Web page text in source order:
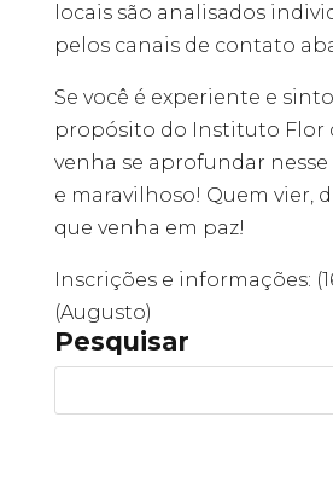
locais são analisados
pelos canais de contato
Se você é experiente e
propósito do Instituto Flor
venha se aprofundar
e maravilhoso! Quem vier,
que venha em paz!
Inscrições e informações:
(Augusto)
Pesquisar